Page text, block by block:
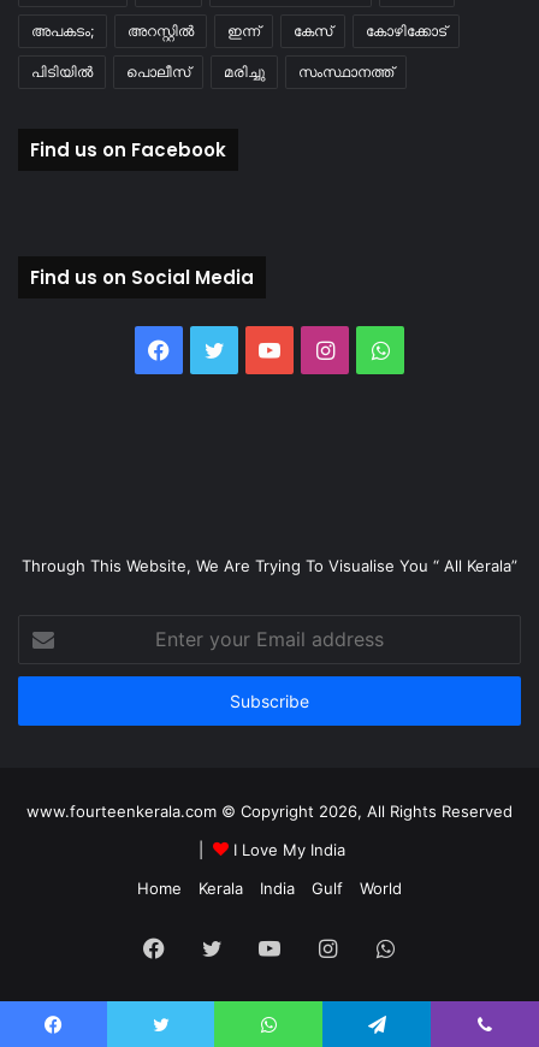
അപകടം; അറസ്റ്റിൽ ഇന്ന് കേസ് കോഴിക്കോട്
പിടിയിൽ പൊലീസ് മരിച്ചു സംസ്ഥാനത്ത്
Find us on Facebook
Find us on Social Media
Facebook
TwitterYouTubeInstagramWhatsApp
Through This Website, We Are Trying To Visualise You “ All Kerala”
your
Email
www.fourteenkerala.com © Copyright 2026, All Rights Reserved
I Love My India
Home
Kerala India Gulf World
Facebook
TwitterYouTubeInstagramWhatsApp